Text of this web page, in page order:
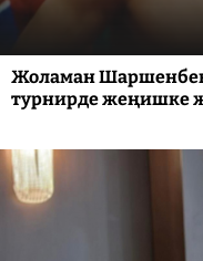
Жоламан
турнирде жеңишке